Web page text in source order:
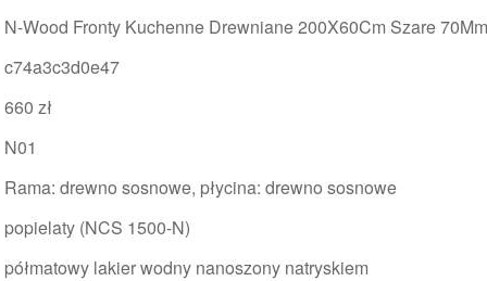
N-Wood Fronty Kuchenne Drewniane 200X60Cm Szare 70Mm
c74a3c3d0e47
660 zł
N01
Rama: drewno sosnowe, płycina: drewno sosnowe
popielaty (NCS 1500-N)
półmatowy lakier wodny nanoszony natryskiem